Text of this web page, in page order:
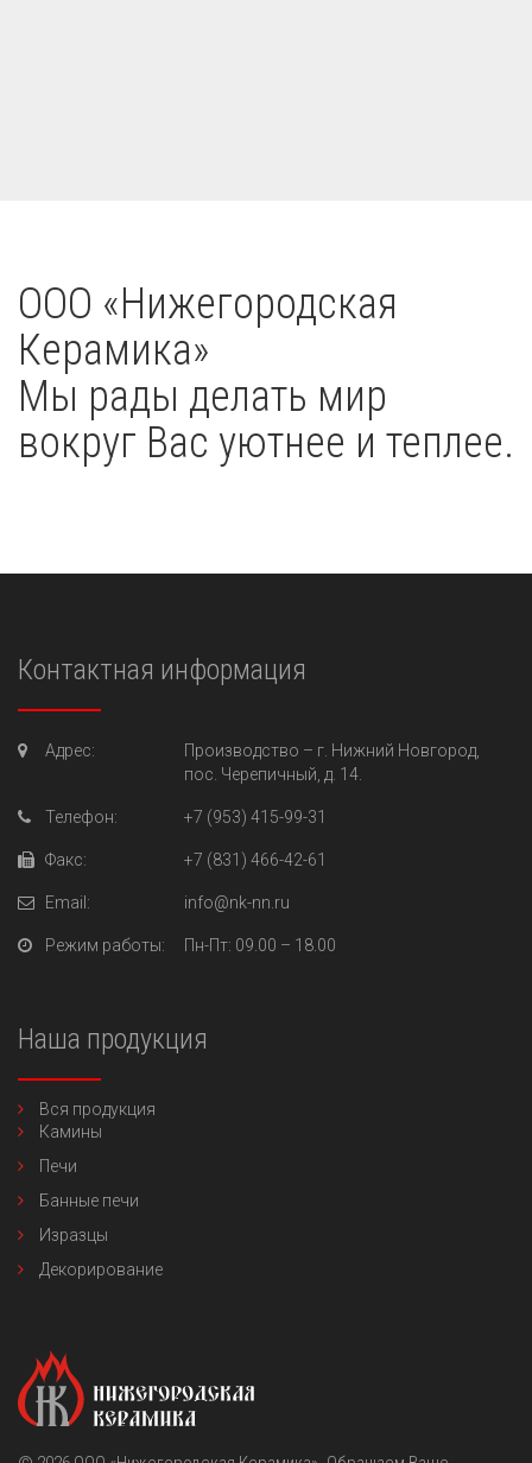
OOO «Нижегородская
Керамика»
Мы рады делать мир
вокруг Вас уютнее и теплее.
Контактная информация
Адрес: Производство – г. Нижний Новгород,
пос. Черепичный, д. 14.
Телефон: +7 (953) 415-99-31
Факс: +7 (831) 466-42-61
Email: info@nk-nn.ru
Режим работы: Пн-Пт: 09.00 – 18.00
Наша продукция
Вся продукция
Камины
Печи
Банные печи
Изразцы
Декорирование